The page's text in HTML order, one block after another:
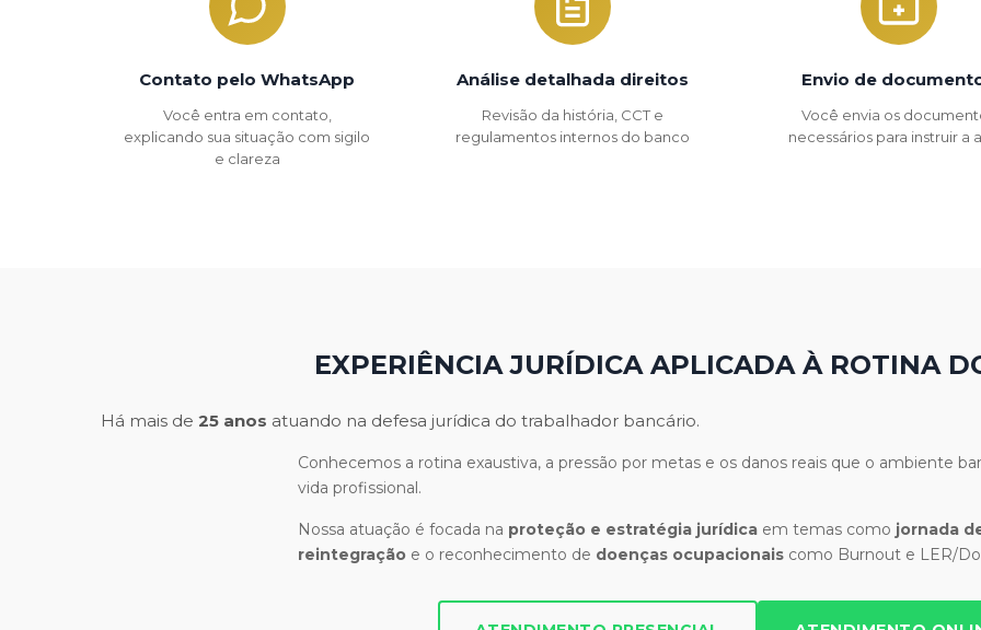
Contato pelo WhatsApp
Você entra em contato,
explicando sua situação com sigilo
e clareza
Análise detalhada direitos
Revisão da história, CCT e
regulamentos internos do banco
Envio de
Você envia os
necessários para instruir a
EXPERIÊNCIA JURÍDICA APLICADA À ROTINA
Há mais de 25 anos atuando na defesa jurídica do trabalhador bancário.
Conhecemos a rotina exaustiva, a pressão por metas e os danos reais que o ambiente
vida profissional.
Nossa atuação é focada na proteção e estratégia jurídica em temas como jornada
reintegração e o reconhecimento de doenças ocupacionais como Burnout e LER/